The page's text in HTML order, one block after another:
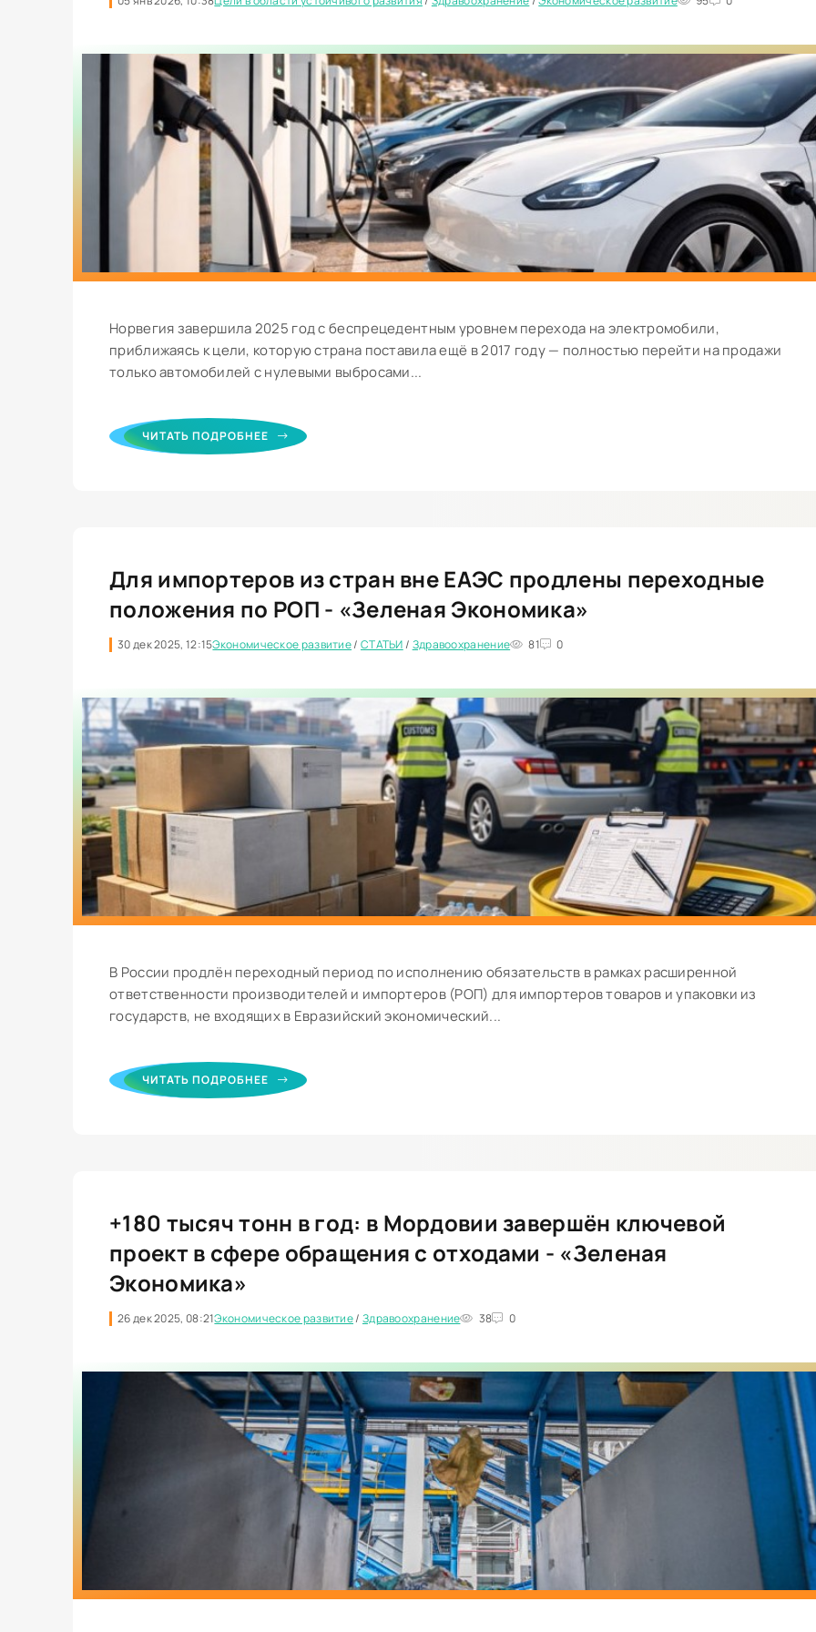
Норвегия завершила 2025 год с беспрецедентным уровнем перехода на электромобили,
приближаясь к цели, которую страна поставила ещё в 2017 году — полностью перейти на продажи
только автомобилей с нулевыми выбросами...
ЧИТАТЬ ПОДРОБНЕЕ
Для импортеров из стран вне ЕАЭС продлены переходные
положения по РОП - «Зеленая Экономика»
30 дек 2025, 12:15Экономическое развитие/ СТАТЬИ/ Здравоохранение 81 0
В России продлён переходный период по исполнению обязательств в рамках расширенной
ответственности производителей и импортеров (РОП) для импортеров товаров и упаковки из
государств, не входящих в Евразийский экономический...
ЧИТАТЬ ПОДРОБНЕЕ
+180 тысяч тонн в год: в Мордовии завершён ключевой
проект в сфере обращения с отходами - «Зеленая
Экономика»
26 дек 2025, 08:21Экономическое развитие/ Здравоохранение 38 0